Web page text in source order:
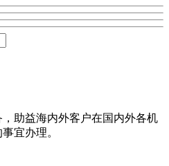
助益海内外客户在国内外各机
宜办理。